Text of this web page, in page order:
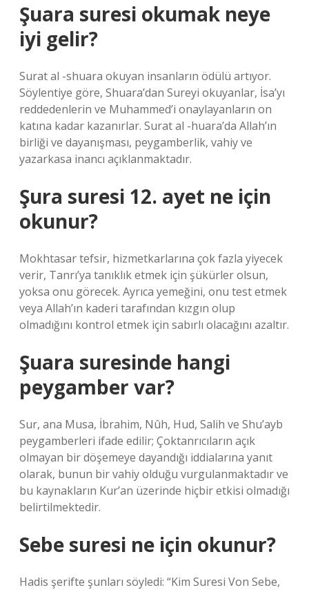
Şuara suresi okumak neye
iyi gelir?
Surat al -shuara okuyan insanların ödülü artıyor.
Söylentiye göre, Shuara’dan Sureyi okuyanlar, İsa’yı
reddedenlerin ve Muhammed’i onaylayanların on
katına kadar kazanırlar. Surat al -huara’da Allah’ın
birliği ve dayanışması, peygamberlik, vahiy ve
yazarkasa inancı açıklanmaktadır.
Şura suresi 12. ayet ne için
okunur?
Mokhtasar tefsir, hizmetkarlarına çok fazla yiyecek
verir, Tanrı’ya tanıklık etmek için şükürler olsun,
yoksa onu görecek. Ayrıca yemeğini, onu test etmek
veya Allah’ın kaderi tarafından kızgın olup
olmadığını kontrol etmek için sabırlı olacağını azaltır.
Şuara suresinde hangi
peygamber var?
Sur, ana Musa, İbrahim, Nûh, Hud, Salih ve Shu’ayb
peygamberleri ifade edilir; Çoktanrıcıların açık
olmayan bir döşemeye dayandığı iddialarına yanıt
olarak, bunun bir vahiy olduğu vurgulanmaktadır ve
bu kaynakların Kur’an üzerinde hiçbir etkisi olmadığı
belirtilmektedir.
Sebe suresi ne için okunur?
Hadis şerifte şunları söyledi: “Kim Suresi Von Sebe,